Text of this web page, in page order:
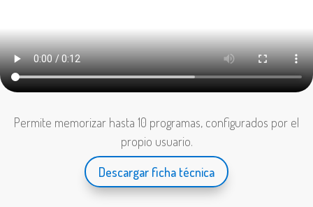
Permite memorizar hasta 10 programas, configurados por el
propio usuario.
Descargar ficha técnica